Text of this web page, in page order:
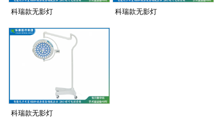
科瑞款无影灯
科瑞款无影灯
科瑞款无影灯